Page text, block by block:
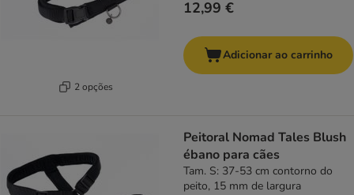
2 opções
12,99 €
Adicionar ao carrinho
Peitoral Nomad Tales Blush
ébano para cães
Tam. S: 37-53 cm contorno do
peito, 15 mm de largura